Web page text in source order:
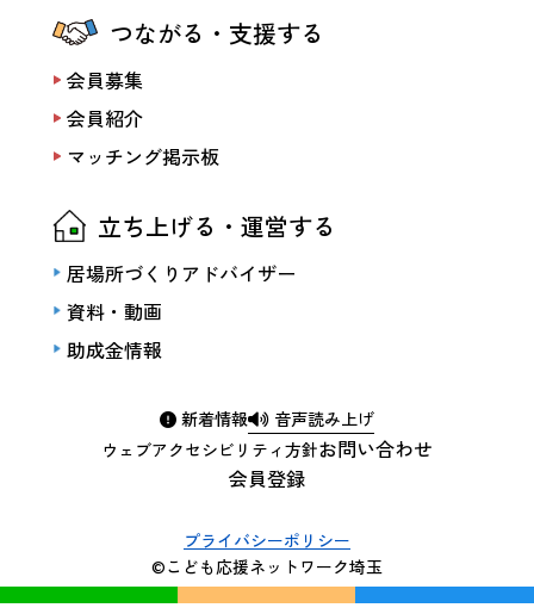
新着情報 音声読み上げ
会員登録
お問い合わせ
ウェブアクセシビリティ方針
つながる・支援する
会員募集
会員紹介
マッチング掲示板
立ち上げる・運営する
居場所づくりアドバイザー
資料・動画
助成金情報
プライバシーポリシー
©こども応援ネットワーク埼玉